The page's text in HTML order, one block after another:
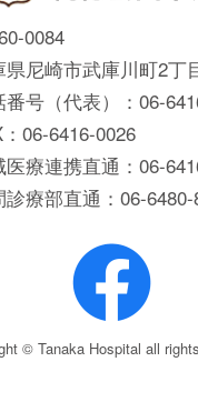
0084
県尼崎市武庫川町2丁
番号（代表）：06-
06-6416-0026
医療連携直通：06-
診療部直通：06-6480-
© Tanaka Hospital all